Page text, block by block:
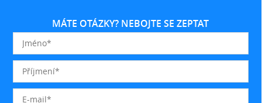
MÁTE OTÁZKY? NEBOJTE SE ZEPTAT